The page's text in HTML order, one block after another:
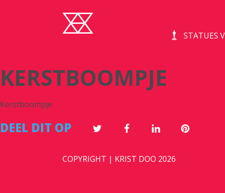
STATUES
KERSTBOOMPJE
Kerstboompje
DEEL DIT OP
COPYRIGHT | KRIST DOO 2026